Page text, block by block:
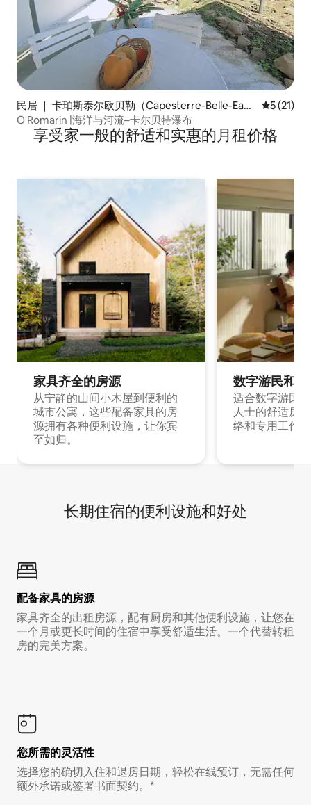
民居 ｜ 卡珀斯泰尔欧贝勒（Capesterre-Belle-Ea
u）
平均评分
5 (21)
O'Romarin |海洋与河流–卡尔贝特瀑布
享受家一般的舒适和实惠的月租价格
家具齐全的房源
从宁静的山间小木屋到便利的
城市公寓，这些配备家具的房
源拥有各种便利设施，让你宾
至如归。
数字游民和
适合数字游民
人士的舒适房
络和专用工作
长期住宿的便利设施和好处
配备家具的房源
家具齐全的出租房源，配有厨房和其他便利设施，让您在
一个月或更长时间的住宿中享受舒适生活。一个代替转租
房的完美方案。
您所需的灵活性
选择您的确切入住和退房日期，轻松在线预订，无需任何
额外承诺或签署书面契约。*